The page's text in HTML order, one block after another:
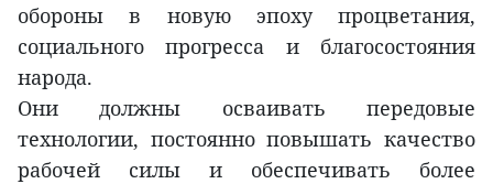
обороны в новую эпоху процветания,
социального прогресса и благосостояния
народа.
Они должны осваивать передовые
технологии, постоянно повышать качество
рабочей силы и обеспечивать более